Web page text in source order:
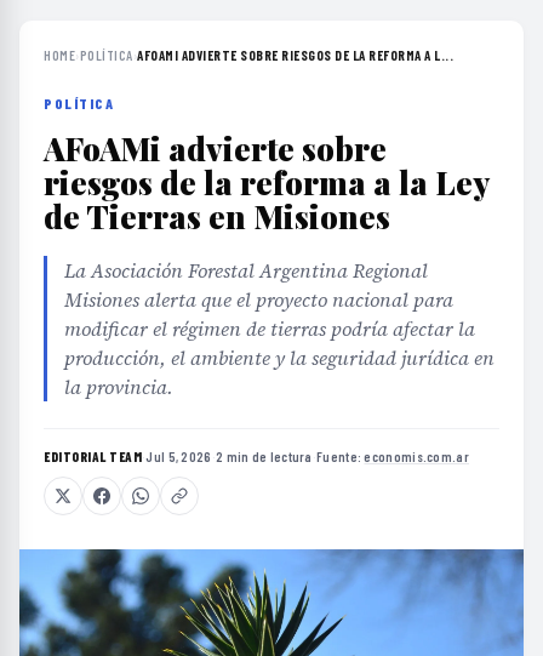
HOME›POLÍTICA›AFOAMI ADVIERTE SOBRE RIESGOS DE LA REFORMA A L...
POLÍTICA
AFoAMi advierte sobre
riesgos de la reforma a la Ley
de Tierras en Misiones
La Asociación Forestal Argentina Regional
Misiones alerta que el proyecto nacional para
modificar el régimen de tierras podría afectar la
producción, el ambiente y la seguridad jurídica en
la provincia.
EDITORIAL TEAM·Jul 5, 2026 ·2 min de lectura ·Fuente:economis.com.ar